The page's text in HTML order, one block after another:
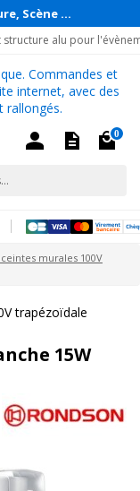
Scène ...
alu pour
Commandes et
internet, avec des
rallongés.
0
murales 100V
trapézoïdale
15W